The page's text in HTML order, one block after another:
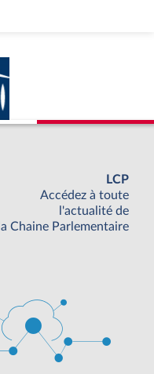
LCP
Accédez à toute
l'actualité de
la Chaine Parlementaire